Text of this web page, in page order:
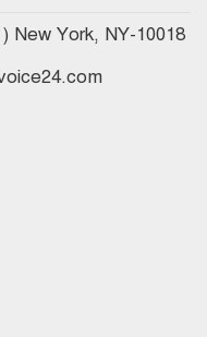
New York, NY-10018